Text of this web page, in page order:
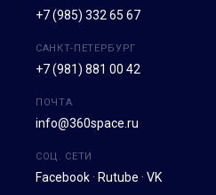
+7 (985) 332 65 67
САНКТ-ПЕТЕРБУРГ
+7 (981) 881 00 42
ПОЧТА
info@360space.ru
СОЦ. СЕТИ
Facebook · Rutube · VK